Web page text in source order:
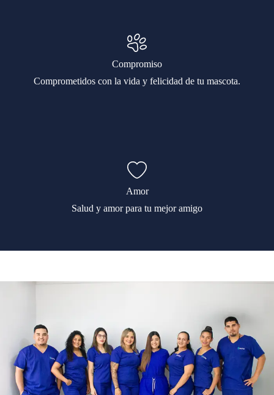
Compromiso
Comprometidos con la vida y felicidad de tu mascota.
Amor
Salud y amor para tu mejor amigo